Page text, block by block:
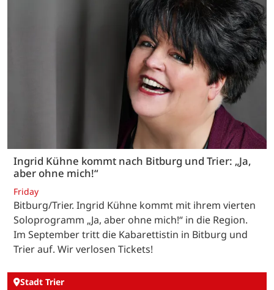
Ingrid Kühne kommt nach Bitburg und Trier: „Ja,
aber ohne mich!“
Friday
Bitburg/Trier. Ingrid Kühne kommt mit ihrem vierten
Soloprogramm „Ja, aber ohne mich!“ in die Region.
Im September tritt die Kabarettistin in Bitburg und
Trier auf. Wir verlosen Tickets!
Stadt Trier